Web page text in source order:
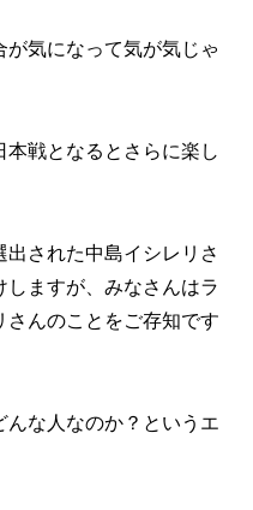
気になって気が気じゃ
戦となるとさらに楽し
された中島イシレリさ
しますが、みなさんはラ
さんのことをご存知です
んな人なのか？というエ